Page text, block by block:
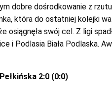
dobre dośrodkowanie z
która do ostatniej kolejki
swój cel. Z ligi
i Podlasia Biała Podlaska.
2:0 (0:0)